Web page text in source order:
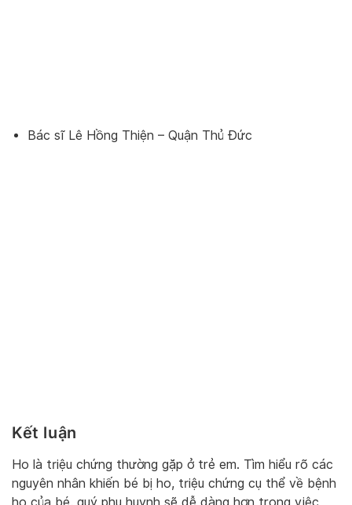
Bác sĩ Lê Hồng Thiện – Quận Thủ Đức
Kết luận
Ho là triệu chứng thường gặp ở trẻ em. Tìm hiểu rõ các
nguyên nhân khiến bé bị ho, triệu chứng cụ thể về bệnh
ho của bé, quý phụ huynh sẽ dễ dàng hơn trong việc